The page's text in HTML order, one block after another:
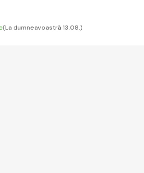
(La dumneavoastră 13.08.)